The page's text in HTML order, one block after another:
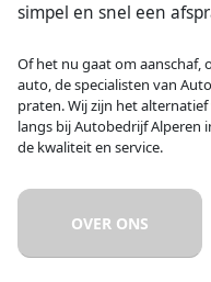
simpel en snel een
Of het nu gaat om
auto, de specialisten van
praten. Wij zijn het
langs bij Autobedrijf Alperen
de kwaliteit en service.
OVER ONS